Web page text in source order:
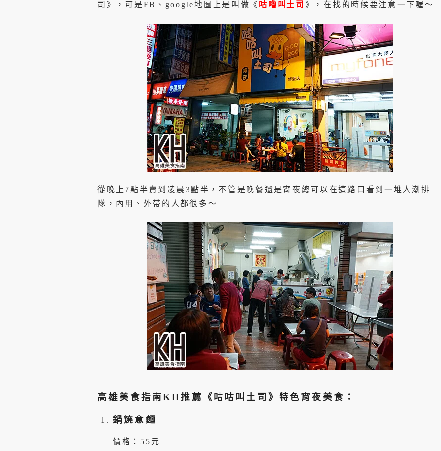
司》，可是FB、google地圖上是叫做《 咕嚕叫土司 》，在找的時候要注意一下喔～
從晚上7點半賣到凌晨3點半，不管是晚餐還是宵夜總可以在這路口看到一堆人潮排
隊，內用、外帶的人都很多～
高雄美食指南KH推薦《咕咕叫土司》特色宵夜美食：
鍋燒意麵
價格：55元